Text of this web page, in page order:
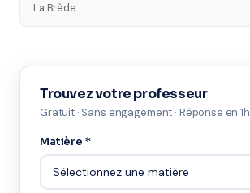
La Brède
Trouvez votre professeur
Gratuit · Sans engagement · Réponse en 1h
Matière *